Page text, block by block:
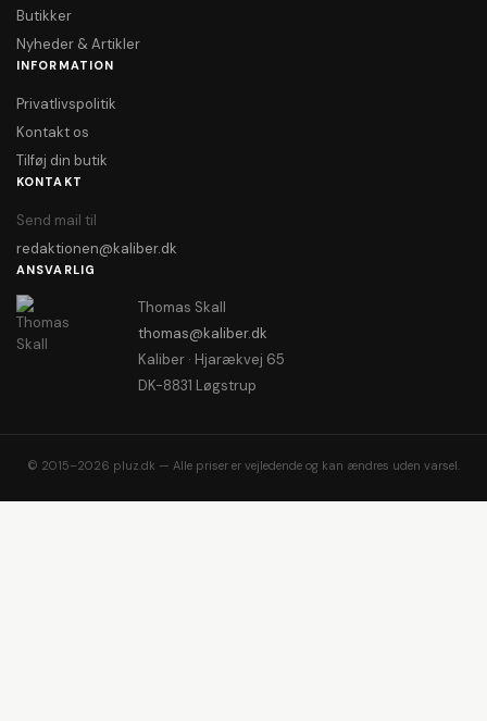
Butikker
Nyheder & Artikler
INFORMATION
Privatlivspolitik
Kontakt os
Tilføj din butik
KONTAKT
Send mail til
redaktionen@kaliber.dk
ANSVARLIG
Thomas Skall
thomas@kaliber.dk
Kaliber · Hjarækvej 65
DK-8831 Løgstrup
© 2015–2026 pluz.dk — Alle priser er vejledende og kan ændres uden varsel.